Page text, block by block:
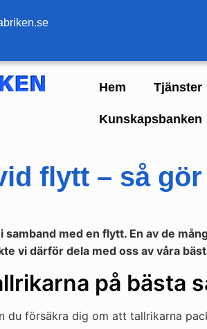
Hem Tjänster
Kunskapsbanken
flytt – så gör
med en flytt. En av de
vi därför dela med oss av våra
på bästa
du försäkra dig om att tallrikarna